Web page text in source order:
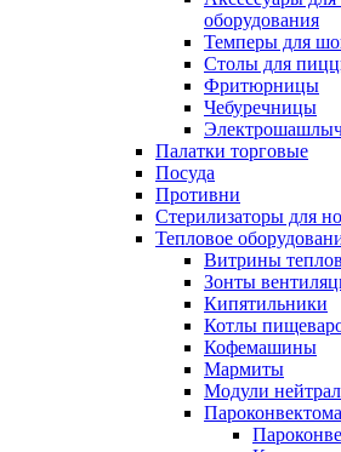
оборудования
Темперы для
Столы для
Фритюрницы
Чебуречницы
Палатки торговые
Посуда
Противни
Стерилизаторы для
Тепловое
Витрины
Зонты
Кипятильники
Котлы
Кофемашины
Мармиты
Модули